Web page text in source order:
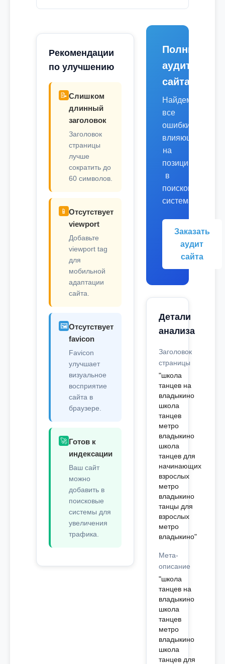
Рекомендации
по улучшению
📝 Слишком
длинный
заголовок
Заголовок
страницы
лучше
сократить до
60 символов.
📱 Отсутствует
viewport
Добавьте
viewport tag
для
мобильной
адаптации
сайта.
🖼️Отсутствует
favicon
Favicon
улучшает
визуальное
восприятие
сайта в
браузере.
🚀 Готов к
индексации
Ваш сайт
можно
добавить в
поисковые
системы для
увеличения
трафика.
Полный
аудит
сайта
Найдем
все
ошибки,
влияющие
на
позиции
в
поисковых
системах.
Заказать
аудит
сайта
Детали
анализа
Заголовок
страницы
"школа
танцев на
владыкино
школа
танцев
метро
владыкино
школа
танцев для
начинающих
взрослых
метро
владыкино
танцы для
взрослых
метро
владыкино"
Мета-
описание
"школа
танцев на
владыкино
школа
танцев
метро
владыкино
школа
танцев для